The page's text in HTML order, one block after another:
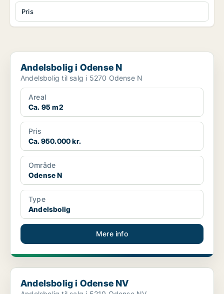
Pris
Andelsbolig i Odense N
Andelsbolig i Odense N
Andelsbolig til salg i 5270 Odense N
Areal
Ca. 95 m2
Pris
Ca. 950.000 kr.
Område
Odense N
Type
Andelsbolig
Mere info
Andelsbolig i Odense NV
Andelsbolig i Odense NV